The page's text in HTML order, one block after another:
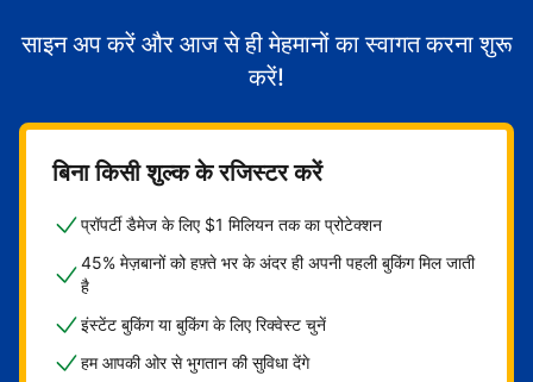
साइन अप करें और आज से ही मेहमानों का स्वागत करना शुरू
करें!
बिना किसी शुल्क के रजिस्टर करें
प्रॉपर्टी डैमेज के लिए $1 मिलियन तक का प्रोटेक्शन
45% मेज़बानों को हफ़्ते भर के अंदर ही अपनी पहली बुकिंग मिल जाती
है
इंस्टेंट बुकिंग या बुकिंग के लिए रिक्वेस्ट चुनें
हम आपकी ओर से भुगतान की सुविधा देंगे